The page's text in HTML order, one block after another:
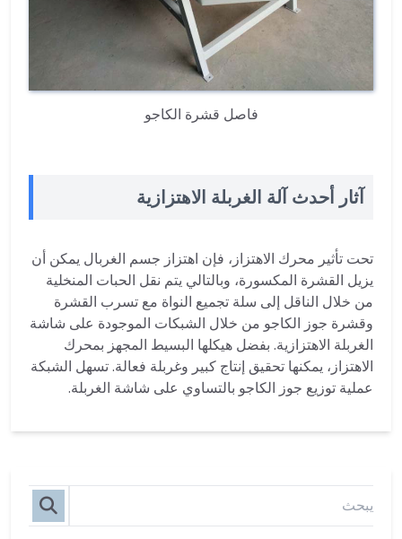
فاصل قشرة الكاجو
آثار أحدث آلة الغربلة الاهتزازية
تحت تأثير محرك الاهتزاز، فإن اهتزاز جسم الغربال يمكن أن
يزيل القشرة المكسورة، وبالتالي يتم نقل الحبات المنخلية
من خلال الناقل إلى سلة تجميع النواة مع تسرب القشرة
وقشرة جوز الكاجو من خلال الشبكات الموجودة على شاشة
الغربلة الاهتزازية. بفضل هيكلها البسيط المجهز بمحرك
الاهتزاز، يمكنها تحقيق إنتاج كبير وغربلة فعالة. تسهل الشبكة
عملية توزيع جوز الكاجو بالتساوي على شاشة الغربلة.